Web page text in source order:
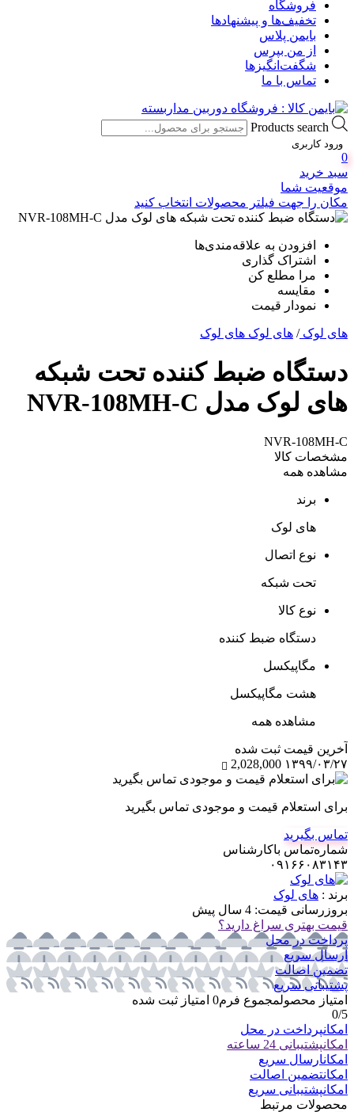
فروشگاه
تخفیف‌ها و پیشنهادها
بایمن پلاس
از من بپرس
شگفت‌انگیزها
تماس با ما
Products search
ورود کاربری
0
سبد خرید
موقعیت شما
مکان را جهت فیلتر محصولات انتخاب کنید
افزودن به علاقه‌مندی‌ها
اشتراک گذاری
مرا مطلع کن
مقایسه
نمودار قیمت
های لوک / های لوک های لوک
دستگاه ضبط کننده تحت شبکه
های لوک مدل NVR-108MH-C
NVR-108MH-C
مشخصات کالا
مشاهده همه
برند
های لوک
نوع اتصال
تحت شبکه
نوع کالا
دستگاه ضبط کننده
مگاپیکسل
هشت مگاپیکسل
مشاهده همه
آخرین‌ قیمت ثبت‌ شده
۱۳۹۹/۰۳/۲۷ 2,028,000
برای استعلام قیمت و موجودی تماس بگیرید
تماس بگیرید
شماره‌تماس‌ با‌کارشناس
۰۹۱۶۶۰۸۳۱۴۳
برند : های لوک
بروزرسانی قیمت: 4 سال پیش
قیمت بهتری سراغ دارید؟
پرداخت در محل
ارسال سریع
تضمین اصالت
پشتیبانی سریع
امتیاز محصولمجموع فرم0 امتیاز ثبت شده
0/5
امکانپرداخت در محل
امکانپشتیبانی 24 ساعته
امکانارسال سریع
امکانتضمین اصالت
امکانپشتیبانی سریع
محصولات مرتبط